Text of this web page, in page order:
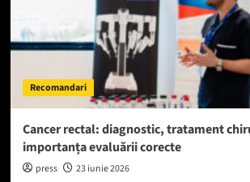
Recomandari
Cancer rectal: diagnostic, tratament
importanța evaluării corecte
press 23 iunie 2026